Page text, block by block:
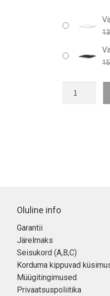
Oluline info
Garantii
Järelmaks
Seisukord (A,B,C)
Korduma kippuvad
Müügitingimused
Privaatsuspoliitika